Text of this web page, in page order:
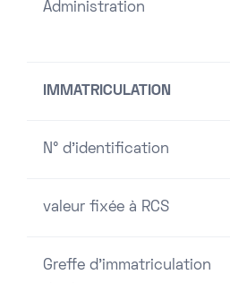
Administration
IMMATRICULATION
N° d'identification
valeur fixée à RCS
Greffe d'immatriculation